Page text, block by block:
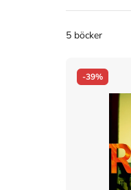
5 böcker
-39%